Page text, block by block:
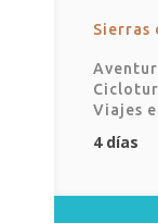
Sierras
Viajes
4 días